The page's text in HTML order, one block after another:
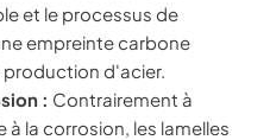
et le processus de
empreinte carbone
production d'acier.
: Contrairement à
à la corrosion, les lamelles